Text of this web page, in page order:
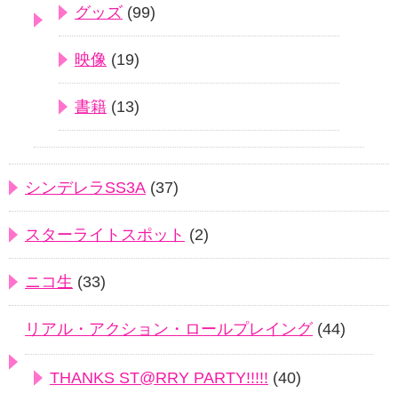
グッズ (99)
映像 (19)
書籍 (13)
シンデレラSS3A (37)
スターライトスポット (2)
ニコ生 (33)
リアル・アクション・ロールプレイング(44)
THANKS ST@RRY PARTY!!!!! (40)